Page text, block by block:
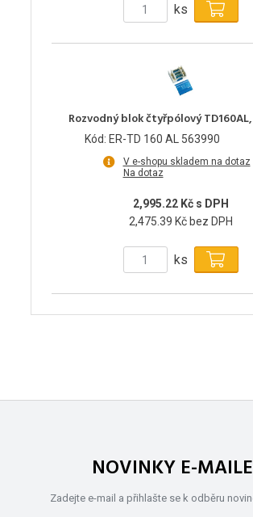
ks
Rozvodný blok čtyřpólový
Kód: ER-TD 160 AL 563990
V e-shopu skladem na dotaz
Na dotaz
2,995.22 Kč s DPH
2,475.39 Kč bez DPH
ks
NOVINKY E-
Zadejte e-mail a přihlašte se k odběru